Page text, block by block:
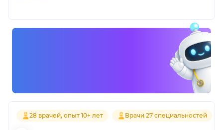
28 врачей, опыт 10+ лет Врачи 27 специальностей